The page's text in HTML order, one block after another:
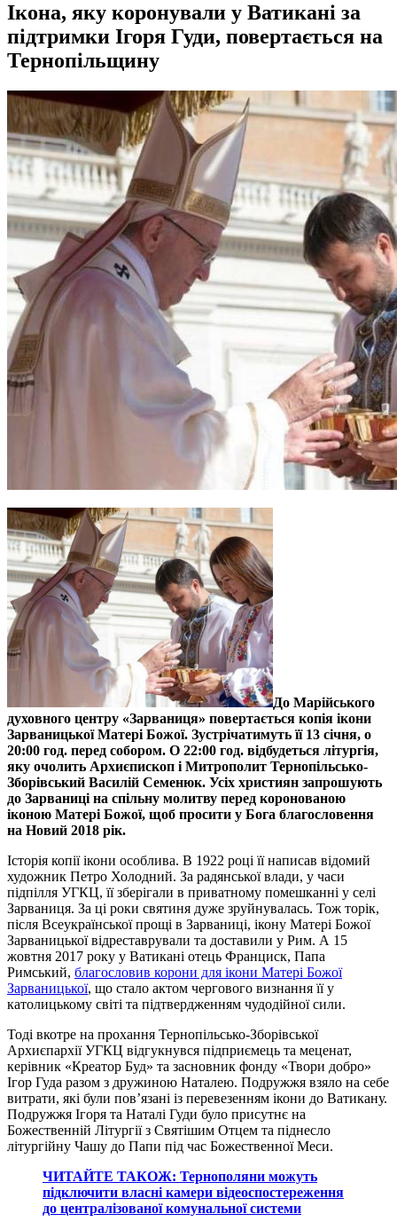
Ікона, яку коронували у Ватикані за
підтримки Ігоря Гуди, повертається на
Тернопільщину
До Марійського
духовного центру «Зарваниця» повертається копія ікони
Зарваницької Матері Божої. Зустрічатимуть її 13 січня, о
20:00 год. перед собором. О 22:00 год. відбудеться літургія,
яку очолить Архиєпископ і Митрополит Тернопільсько-
Зборівський Василій Семенюк. Усіх християн запрошують
до Зарваниці на спільну молитву перед коронованою
іконою Матері Божої, щоб просити у Бога благословення
на Новий 2018 рік.
Історія копії ікони особлива. В 1922 році її написав відомий
художник Петро Холодний. За радянської влади, у часи
підпілля УГКЦ, її зберігали в приватному помешканні у селі
Зарваниця. За ці роки святиня дуже зруйнувалась. Тож торік,
після Всеукраїнської прощі в Зарваниці, ікону Матері Божої
Зарваницької відреставрували та доставили у Рим. А 15
жовтня 2017 року у Ватикані отець Франциск, Папа
Римський, благословив корони для ікони Матері Божої
Зарваницької, що стало актом чергового визнання її у
католицькому світі та підтвердженням чудодійної сили.
Тоді вкотре на прохання Тернопільсько-Зборівської
Архиєпархії УГКЦ відгукнувся підприємець та меценат,
керівник «Креатор Буд» та засновник фонду «Твори добро»
Ігор Гуда разом з дружиною Наталею. Подружжя взяло на себе
витрати, які були пов’язані із перевезенням ікони до Ватикану.
Подружжя Ігоря та Наталі Гуди було присутнє на
Божественній Літургії з Святішим Отцем та піднесло
літургійну Чашу до Папи під час Божественної Меси.
ЧИТАЙТЕ ТАКОЖ: Тернополяни можуть
підключити власні камери відеоспостереження
до централізованої комунальної системи